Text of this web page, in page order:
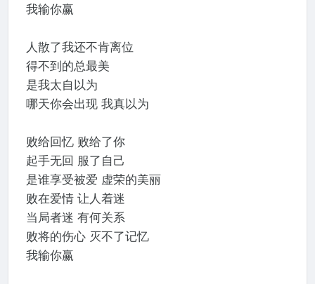
我输你赢
人散了我还不肯离位
得不到的总最美
是我太自以为
哪天你会出现 我真以为
败给回忆 败给了你
起手无回 服了自己
是谁享受被爱 虚荣的美丽
败在爱情 让人着迷
当局者迷 有何关系
败将的伤心 灭不了记忆
我输你赢